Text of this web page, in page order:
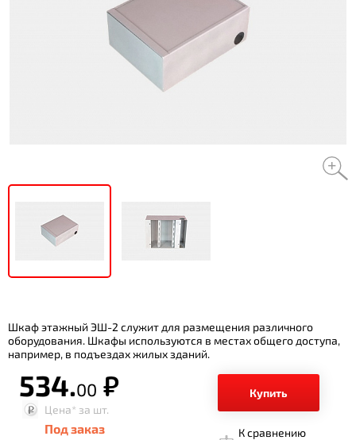
Шкаф этажный ЭШ-2 служит для размещения различного
оборудования. Шкафы используются в местах общего доступа,
например, в подъездах жилых зданий.
534.00 р.
Купить
Цена* за шт.
Под заказ К сравнению